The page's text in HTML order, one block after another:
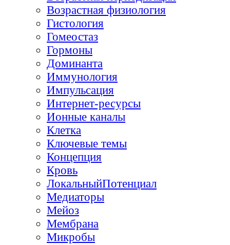
Возрастная физиология
Гистология
Гомеостаз
Гормоны
Доминанта
Иммунология
Импульсация
Интернет-ресурсы
Ионные каналы
Клетка
Ключевые темы
Концепция
Кровь
ЛокальныйПотенциал
Медиаторы
Мейоз
Мембрана
Микробы